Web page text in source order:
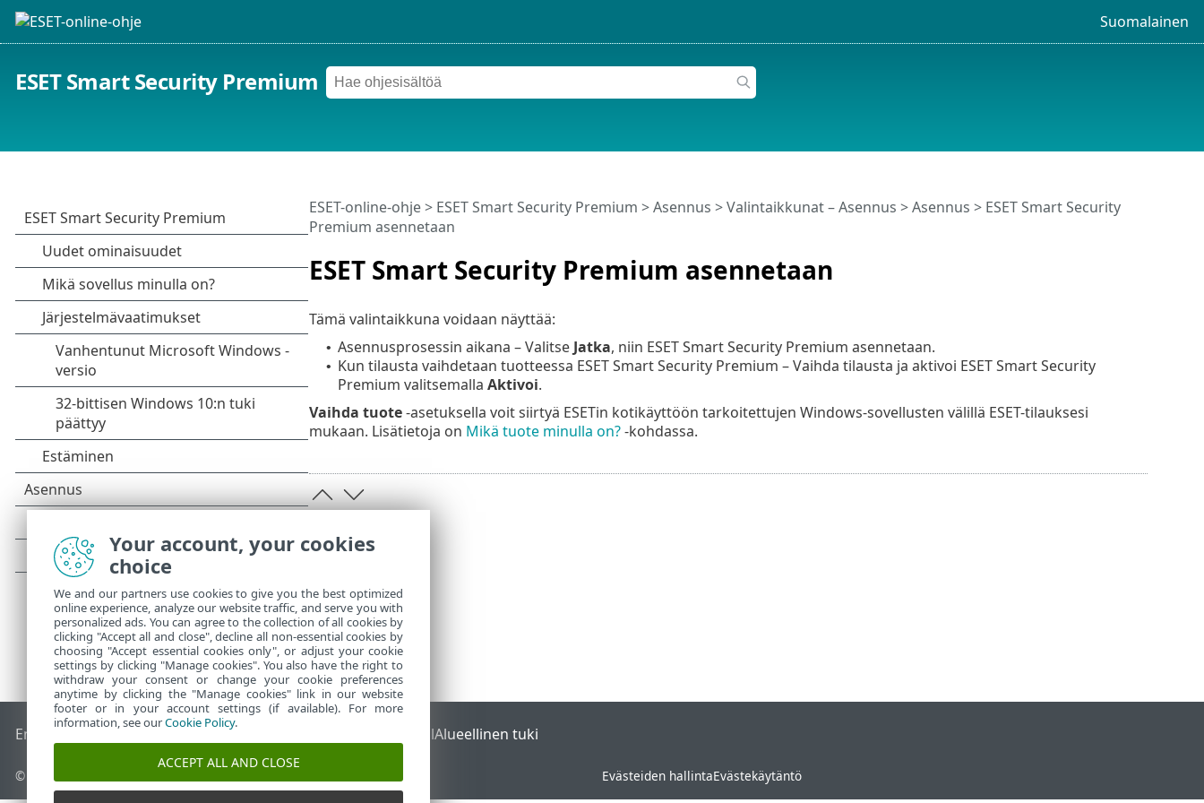
Suomalainen
ESET Smart Security Premium
ESET Smart Security Premium asennetaan
ESET-online-ohje> ESET Smart Security Premium >Asennus > Valintaikkunat – Asennus > Asennus > ESET Smart Security
Premium asennetaan
Tämä valintaikkuna voidaan näyttää:
• Asennusprosessin aikana – Valitse Jatka, niin ESET Smart Security Premium asennetaan.
• Kun tilausta vaihdetaan tuotteessa ESET Smart Security Premium – Vaihda tilausta ja aktivoi ESET Smart Security
Premium valitsemalla Aktivoi.
Vaihda tuote-asetuksella voit siirtyä ESETin kotikäyttöön tarkoitettujen Windows-sovellusten välillä ESET-tilauksesi
mukaan. Lisätietoja on Mikä tuote minulla on?-kohdassa.
End of Life ESET-tietämyskanta ESET-foorumi ESET Status PortalAlueellinen tuki
© 1992 - 2026 ESET, spol. s r.o. – Kaikki oikeudet pidätetään. Evästeiden hallintaEvästekäytäntö
Your account, your cookies
choice
We and our partners use cookies to give you the best optimized
online experience, analyze our website traffic, and serve you with
personalized ads. You can agree to the collection of all cookies by
clicking "Accept all and close", decline all non-essential cookies by
choosing "Accept essential cookies only", or adjust your cookie
settings by clicking "Manage cookies". You also have the right to
withdraw your consent or change your cookie preferences
anytime by clicking the "Manage cookies" link in our website
footer or in your account settings (if available). For more
information, see ourCookie Policy.
ACCEPT ALL AND CLOSE